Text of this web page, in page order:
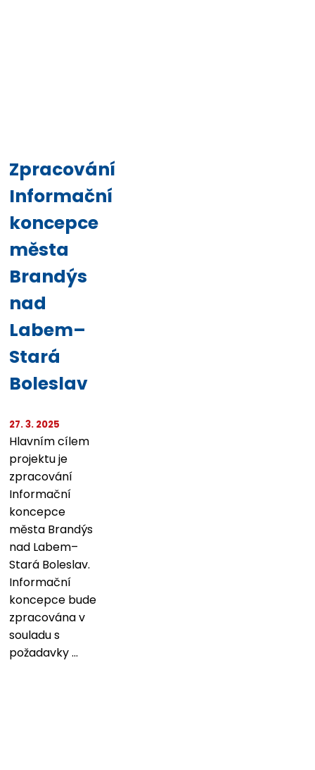
Zpracování
Informační
koncepce
města
Brandýs
nad
Labem–
Stará
Boleslav
27. 3. 2025
Hlavním cílem
projektu je
zpracování
Informační
koncepce
města Brandýs
nad Labem–
Stará Boleslav.
Informační
koncepce bude
zpracována v
souladu s
požadavky ...